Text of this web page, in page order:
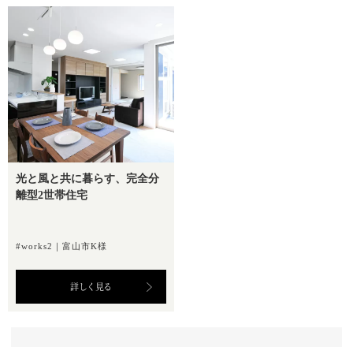
光と風と共に暮らす、完全分
離型2世帯住宅
#works2｜富山市K様
詳しく見る